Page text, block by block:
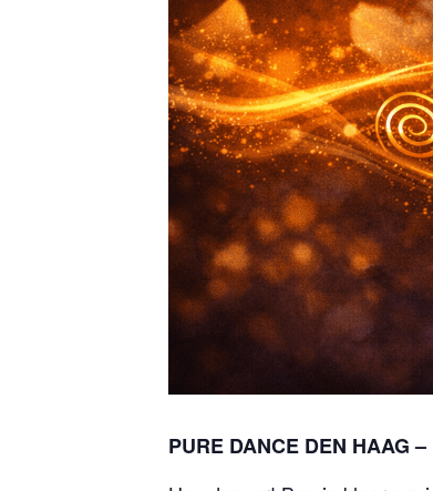
PURE DANCE DEN HAAG –